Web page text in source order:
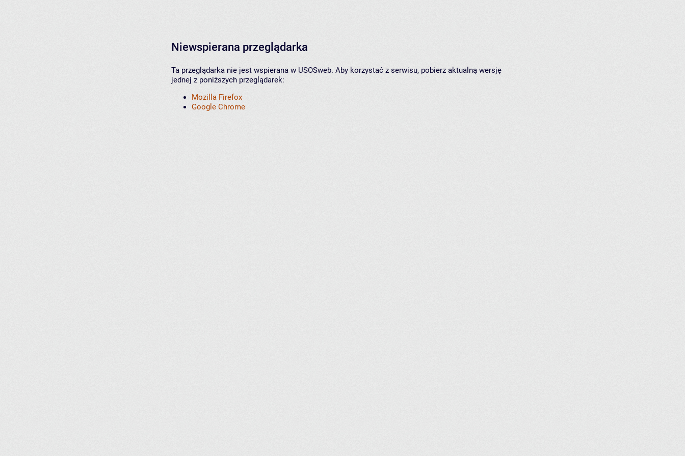
Niewspierana przeglądarka
Ta przeglądarka nie jest wspierana w USOSweb. Aby korzystać z serwisu, pobierz aktualną wersję
jednej z poniższych przeglądarek:
Mozilla Firefox
Google Chrome